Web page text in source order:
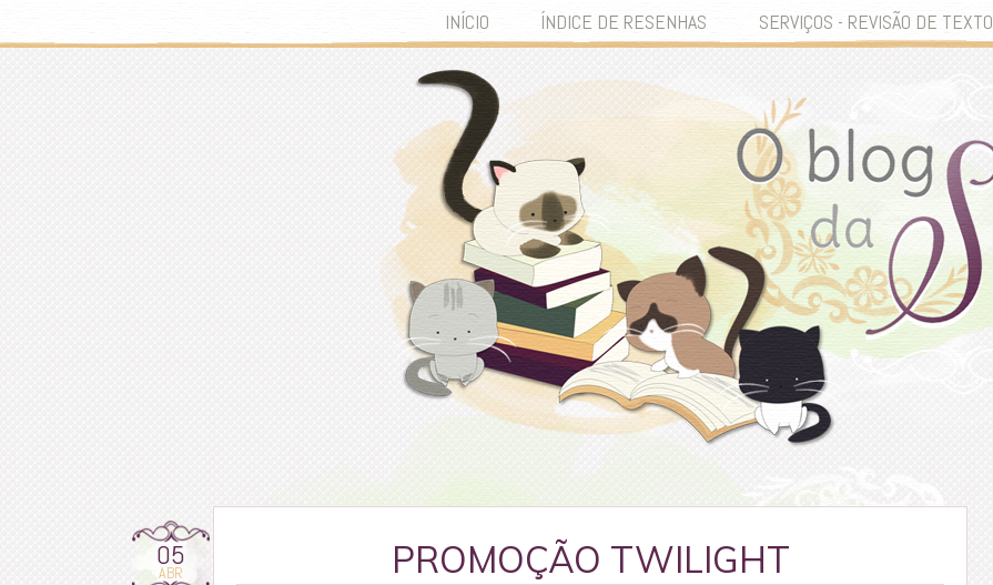
INÍCIO ÍNDICE DE RESENHAS SERVIÇOS - REVISÃO DE TEXTO
05
ABR PROMOÇÃO TWILIGHT